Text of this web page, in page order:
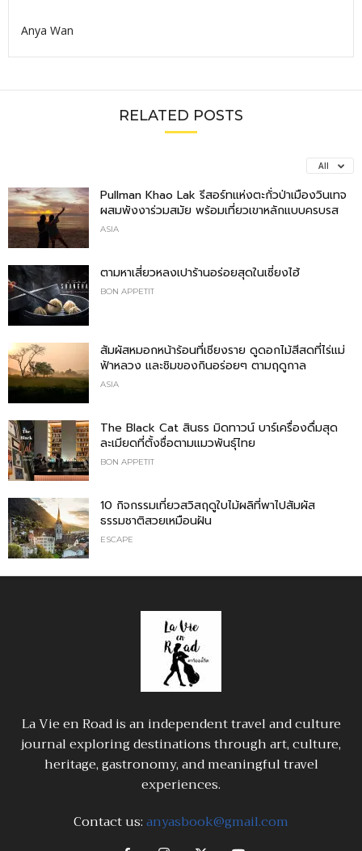
Anya Wan
RELATED POSTS
All
Pullman Khao Lak รีสอร์ทแห่งตะกั่วป่าเมืองวินเทจ
ผสมพังงาร่วมสมัย พร้อมเที่ยวเขาหลักแบบครบรส
ASIA
ตามหาเสี่ยวหลงเปาร้านอร่อยสุดในเซี่ยงไฮ้
BON APPETIT
สัมผัสหมอกหน้าร้อนที่เชียงราย ดูดอกไม้สีสดที่ไร่แม่
ฟ้าหลวง และชิมของกินอร่อยๆ ตามฤดูกาล
ASIA
The Black Cat สินธร มิดทาวน์ บาร์เครื่องดื่มสุด
ละเมียดที่ตั้งชื่อตามแมวพันธุ์ไทย
BON APPETIT
10 กิจกรรมเที่ยวสวิสฤดูใบไม้ผลิที่พาไปสัมผัส
ธรรมชาติสวยเหมือนฝัน
ESCAPE
La Vie en Road is an independent travel and culture
journal exploring destinations through art, culture,
heritage, gastronomy, and meaningful travel
experiences.
Contact us:anyasbook@gmail.com